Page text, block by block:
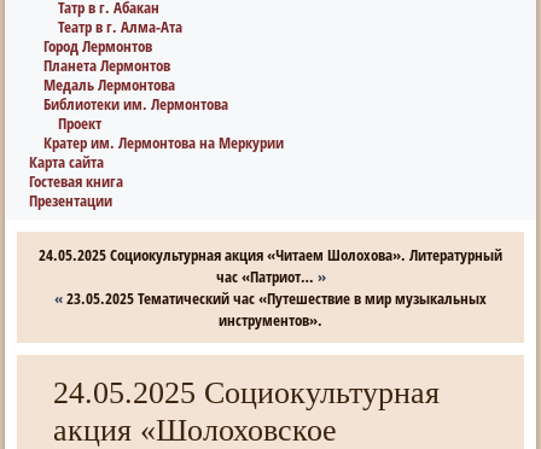
Татр в г. Абакан
Театр в г. Алма-Ата
Город Лермонтов
Планета Лермонтов
Медаль Лермонтова
Библиотеки им. Лермонтова
Проект
Кратер им. Лермонтова на Меркурии
Карта сайта
Гостевая книга
Презентации
24.05.2025 Социокультурная акция «Читаем Шолохова». Литературный
час «Патриот… »
«23.05.2025 Тематический час «Путешествие в мир музыкальных
инструментов».
24.05.2025 Социокультурная
акция «Шолоховское